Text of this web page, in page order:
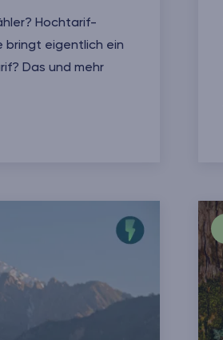
Hochtarif-
bringt eigentlich ein
Das und mehr